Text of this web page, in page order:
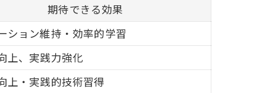
期待できる効果
ション維持・効率的学習
上、実践力強化
上・実践的技術習得